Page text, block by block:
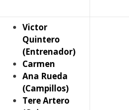
Victor
Quintero
(Entrenador)
Carmen
Ana Rueda
(Campillos)
Tere Artero